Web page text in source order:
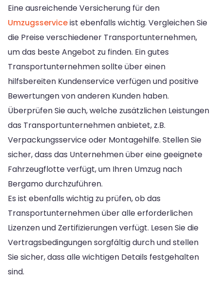
Eine ausreichende Versicherung für den
Umzugsserviceist ebenfalls wichtig. Vergleichen Sie
die Preise verschiedener Transportunternehmen,
um das beste Angebot zu finden. Ein gutes
Transportunternehmen sollte über einen
hilfsbereiten Kundenservice verfügen und positive
Bewertungen von anderen Kunden haben.
Überprüfen Sie auch, welche zusätzlichen Leistungen
das Transportunternehmen anbietet, z.B.
Verpackungsservice oder Montagehilfe. Stellen Sie
sicher, dass das Unternehmen über eine geeignete
Fahrzeugflotte verfügt, um Ihren Umzug nach
Bergamo durchzuführen.
Es ist ebenfalls wichtig zu prüfen, ob das
Transportunternehmen über alle erforderlichen
Lizenzen und Zertifizierungen verfügt. Lesen Sie die
Vertragsbedingungen sorgfältig durch und stellen
Sie sicher, dass alle wichtigen Details festgehalten
sind.